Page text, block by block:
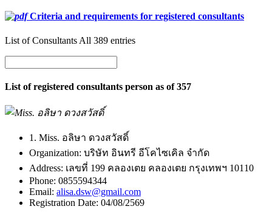
Criteria and requirements for registered consultants
List of Consultants All 389 entries
List of registered consultants person as of 357
1. Miss. อลิษา ดวงสวัสดิ์
Organization: บริษัท อินทรี อีโคไซเคิล จำกัด
Address: เลขที่ 199 คลองเตย คลองเตย กรุงเทพฯ 10110
Phone: 0855594344
Email: alisa.dsw@gmail.com
Registration Date: 04/08/2569